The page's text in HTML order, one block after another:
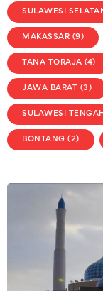
SULAWESI
MAKASSAR (9)
TANA TORAJA (4)
JAWA BARAT (3)
SULAWESI
BONTANG (2)